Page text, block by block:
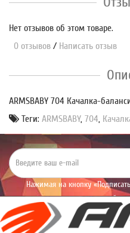
Нет отзывов об этом товаре.
0 отзывов / Написать отзыв
ARMSBABY 704 Качалка-
Теги: ARMSBABY, 704,
Нажимая на кнопку
уведомлений